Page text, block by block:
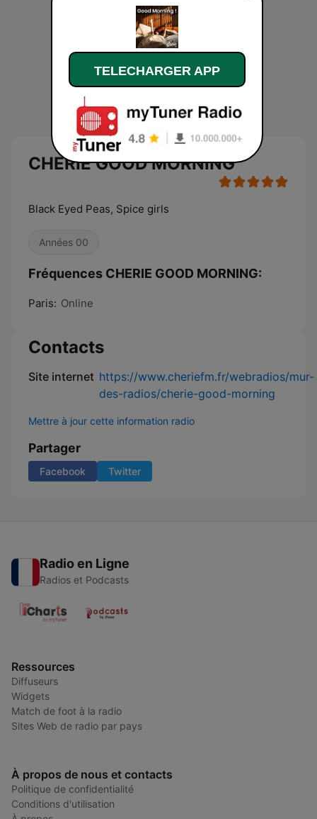
CHERIE GOOD MORNING
Black Eyed Peas, Spice girls
Années 00
Fréquences CHERIE GOOD MORNING:
Paris: Online
Contacts
Site internet https://www.cheriefm.fr/webradios/mur-
des-radios/cherie-good-morning
Mettre à jour cette information radio
Partager
Facebook Twitter
Radio en Ligne
Radios et Podcasts
Ressources
Diffuseurs
Widgets
Match de foot à la radio
Sites Web de radio par pays
À propos de nous et contacts
Politique de confidentialité
Conditions d'utilisation
TELECHARGER APP